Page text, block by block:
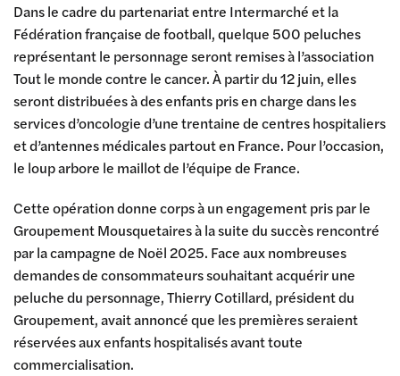
Dans le cadre du partenariat entre Intermarché et la
Fédération française de football, quelque 500 peluches
représentant le personnage seront remises à l’association
Tout le monde contre le cancer. À partir du 12 juin, elles
seront distribuées à des enfants pris en charge dans les
services d’oncologie d’une trentaine de centres hospitaliers
et d’antennes médicales partout en France. Pour l’occasion,
le loup arbore le maillot de l’équipe de France.
Cette opération donne corps à un engagement pris par le
Groupement Mousquetaires à la suite du succès rencontré
par la campagne de Noël 2025. Face aux nombreuses
demandes de consommateurs souhaitant acquérir une
peluche du personnage, Thierry Cotillard, président du
Groupement, avait annoncé que les premières seraient
réservées aux enfants hospitalisés avant toute
commercialisation.